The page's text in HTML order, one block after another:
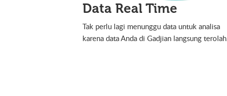
Data Real Time
Tak perlu lagi menunggu data untuk analisa
karena data Anda di Gadjian langsung terolah.